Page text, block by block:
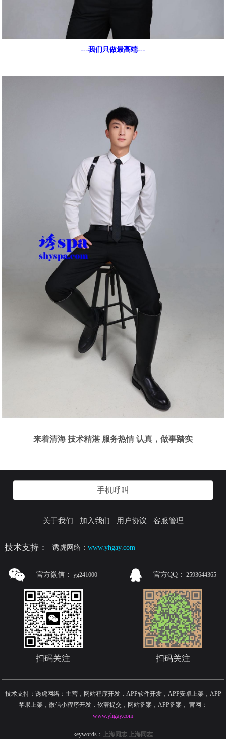
---我们只做最高端---
来着清海 技术精湛 服务热情 认真，做事踏实
手机呼叫
关于我们 加入我们 用户协议 客服管理
技术支持： 诱虎网络：www.yhgay.com
官方微信： yg241000
扫码关注
官方QQ： 2593644365
扫码关注
技术支持：诱虎网络：主营，网站程序开发，APP软件开发，APP安卓上架，APP
苹果上架，微信小程序开发，软著提交，网站备案，APP备案 ， 官网：
www.yhgay.com
keywords： 上海同志 上海同志